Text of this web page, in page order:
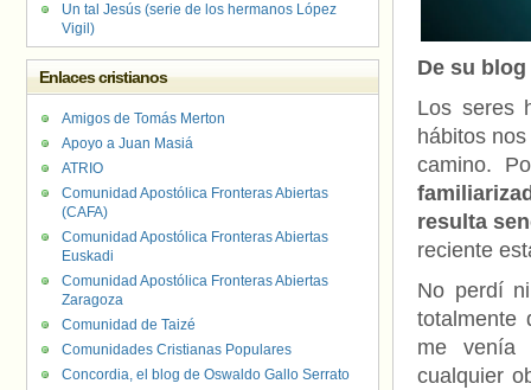
De su blog
Los seres
hábitos
camino.
resulta
reciente
No perdí
totalmente
me venía
cualquier
Un tal Jesús (serie de los hermanos López
Vigil)
Enlaces cristianos
Amigos de Tomás Merton
Apoyo a Juan Masiá
ATRIO
Comunidad Apostólica Fronteras Abiertas
(CAFA)
Comunidad Apostólica Fronteras Abiertas
Euskadi
Comunidad Apostólica Fronteras Abiertas
Zaragoza
Comunidad de Taizé
Comunidades Cristianas Populares
Concordia, el blog de Oswaldo Gallo Serrato